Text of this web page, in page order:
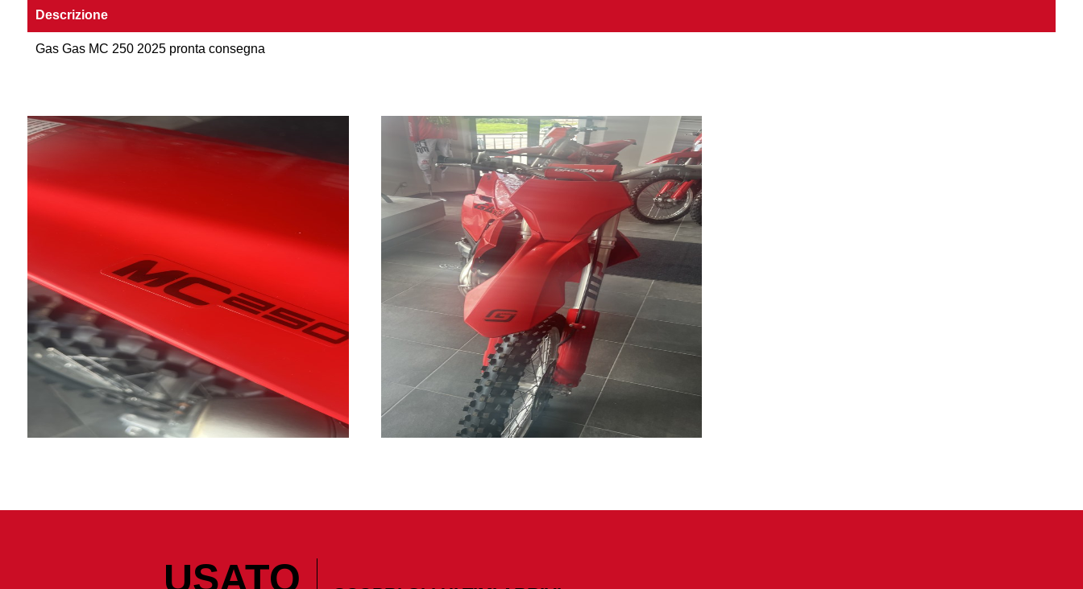
Descrizione
Gas Gas MC 250 2025 pronta consegna
USATO